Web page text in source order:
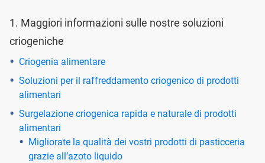
1. Maggiori informazioni sulle nostre soluzioni
criogeniche
Criogenia alimentare
Soluzioni per il raffreddamento criogenico di prodotti
alimentari
Surgelazione criogenica rapida e naturale di prodotti
alimentari
Migliorate la qualità dei vostri prodotti di pasticceria
grazie all’azoto liquido